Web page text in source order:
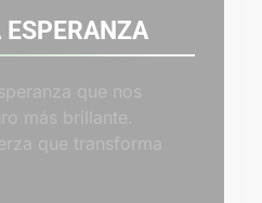
ESPERANZA
que nos
más brillante.
que transforma